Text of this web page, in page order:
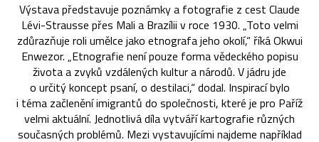
Výstava představuje poznámky a fotografie z cest Claude
Lévi-Strausse přes Mali a Brazílii v roce 1930. „Toto velmi
zdůrazňuje roli umělce jako etnografa jeho okolí,“ říká Okwui
Enwezor. „Etnografie není pouze forma vědeckého popisu
života a zvyků vzdálených kultur a národů. V jádru jde
o určitý koncept psaní, o destilaci,“ dodal. Inspirací bylo
i téma začlenění imigrantů do společnosti, které je pro Paříž
velmi aktuální. Jednotlivá díla vytváří kartografie různých
současných problémů. Mezi vystavujícími najdeme například